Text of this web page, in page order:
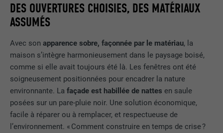
DES OUVERTURES CHOISIES, DES MATÉRIAUX
ASSUMÉS
Avec sonapparence sobre, façonnée par le matériau, la
maison s’intègre harmonieusement dans le paysage boisé,
comme si elle avait toujours été là. Les fenêtres ont été
soigneusement positionnées pour encadrer la nature
environnante. Lafaçade est habillée de nattes en saule
posées sur un pare-pluie noir. Une solution économique,
facile à réparer ou à remplacer, et respectueuse de
l’environnement. « Comment construire en temps de crise ?